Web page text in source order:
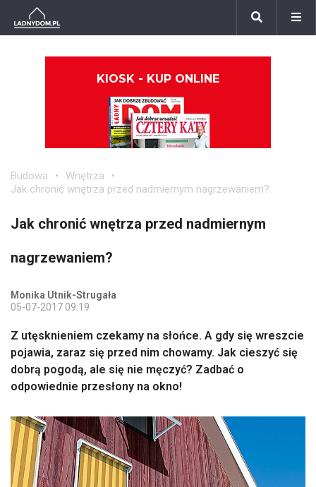
KIOSK - KUP ONLINE
Budowa
Wnętrza
Jak chronić wnętrza przed nadmiernym nagrzewaniem?
Jak chronić wnętrza przed nadmiernym
nagrzewaniem?
Monika Utnik-Strugała
05-07-2017 09:19
Z utęsknieniem czekamy na słońce. A gdy się wreszcie
pojawia, zaraz się przed nim chowamy. Jak cieszyć się
dobrą pogodą, ale się nie męczyć? Zadbać o
odpowiednie przesłony na okno!